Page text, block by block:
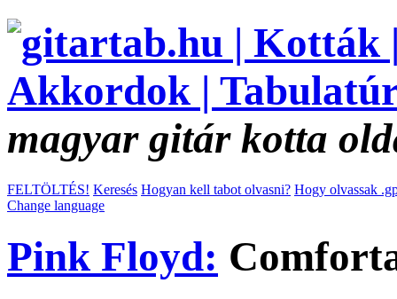
magyar gitár kotta
FELTÖLTÉS! Keresés Hogyan kell tabot olvasni? Hogy olvassak
Change language
Pink Floyd: